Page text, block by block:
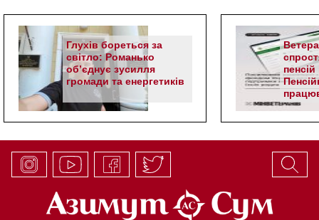
Глухів бореться за
світло: Романько
об’єднує зусилля
громади та енергетиків